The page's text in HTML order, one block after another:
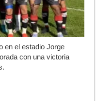
en el estadio Jorge
con una victoria